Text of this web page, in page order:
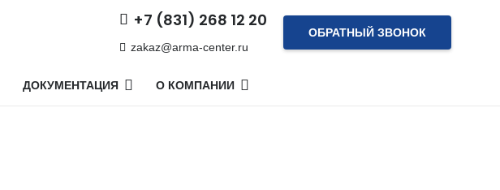
+7 (831) 268 12 20
zakaz@arma-center.ru
ОБРАТНЫЙ ЗВОНОК
ДОКУМЕНТАЦИЯ О КОМПАНИИ